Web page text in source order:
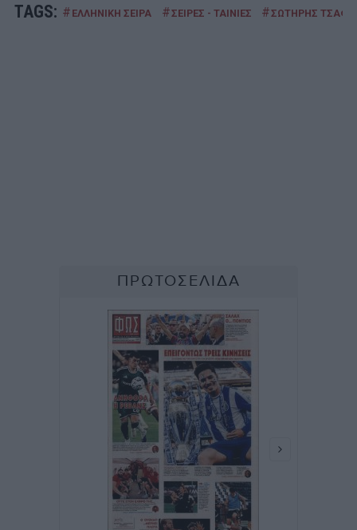
TAGS: # ΕΛΛΗΝΙΚΗ ΣΕΙΡΑ #ΣΕΙΡΕΣ - ΤΑΙΝΙΕΣ #ΣΩΤΗΡΗΣ